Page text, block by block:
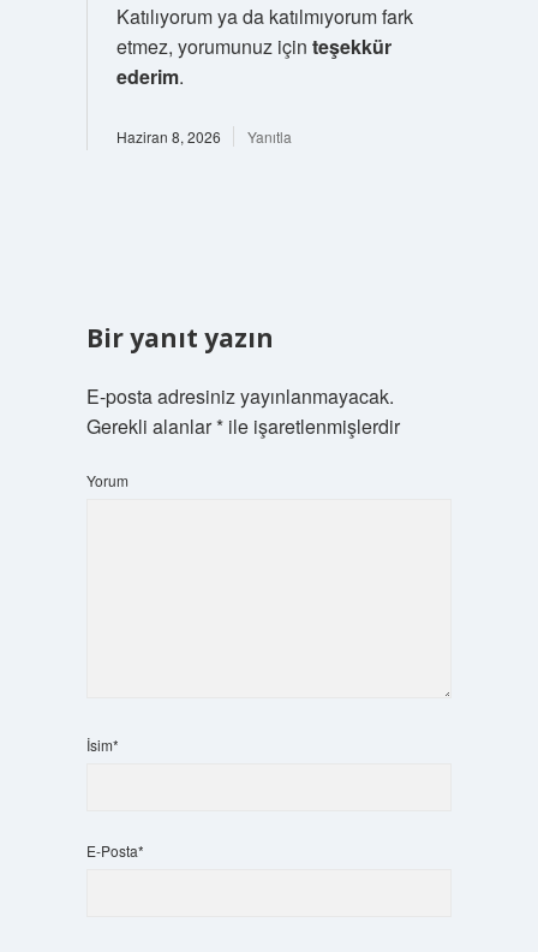
Katılıyorum ya da katılmıyorum fark
etmez, yorumunuz için teşekkür
ederim.
Haziran 8, 2026 Yanıtla
Bir yanıt yazın
E-posta adresiniz yayınlanmayacak.
Gerekli alanlar*ile işaretlenmişlerdir
Yorum
İsim*
E-Posta*